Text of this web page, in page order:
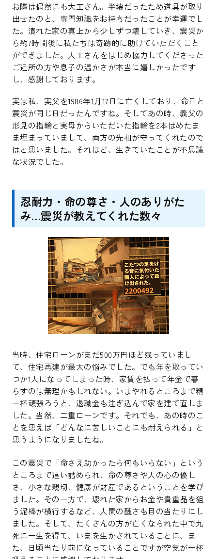
お隣は偶然にも大工さん。半壊だったため道具が取り
出せたのと、専門知識をお持ちだったことが幸運でし
た。潰れた家の真上から少しずつ壊していき、震災か
ら約7時間後に私たちは奇跡的に助けていただくこと
ができました。大工さんをはじめ協力してくださった
ご近所の方や息子の温かさが本当に嬉しかったです
し、感謝しております。
実は私、実父を1986年1月17日に亡くしており、命日と
震災が同じ日だったんですね。そしてあの時、義父の
形見の指輪と実母からいただいた指輪を2本はめたま
ま埋まっていまして、両方の先祖が守ってくれたので
はと思いました。それほど、生きていたことが不思議
な状況でした。
忍耐力・命の尊さ・人のありがた
み…震災が教えてくれた数々
当時、住宅ローンがまだ500万円ほど残っていまし
て、住宅再建が最大の悩みでした。でも年を取ってい
つか1人になってしまった時、家賃を払って年金で暮
らすのは無理かもしれない。いまやれるところまで精
一杯頑張ろうと、退職金も注ぎ込んで家を建て直しま
した。当然、二重ローンです。それでも、あの時のこ
とを思えば「どんなに苦しいことにも耐えられる」と
思うようになりましたね。
この震災で「命さえ助かったら何もいらない」という
ところまで追い詰められ、命の尊さや人の心の優し
さ、小さな親切、健康が財産であるということを学び
ました。その一方で、壊れた家からお金や貴重品を狙
う泥棒が横行するなど、人間の醜さも目の当たりにし
ました。そして、たくさんの方が亡くなられた中で九
死に一生を得て、いまを生かされていることに、ま
た、日頃当たり前になっていることですが空気が一杯